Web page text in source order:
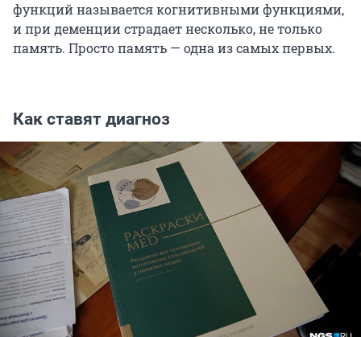
функций называется когнитивными функциями,
и при деменции страдает несколько, не только
память. Просто память — одна из самых первых.
Как ставят диагноз